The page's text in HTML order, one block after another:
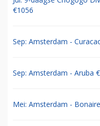
€1056
Sep: Amsterdam -
Sep: Amsterdam - Aruba
Mei: Amsterdam -